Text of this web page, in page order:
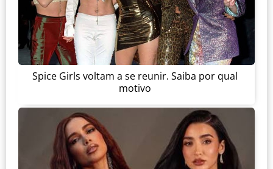
Spice Girls voltam a se reunir. Saiba por qual
motivo